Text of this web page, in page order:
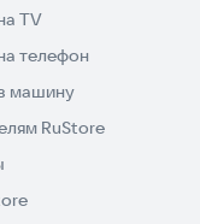
TV
телефон
машину
RuStore